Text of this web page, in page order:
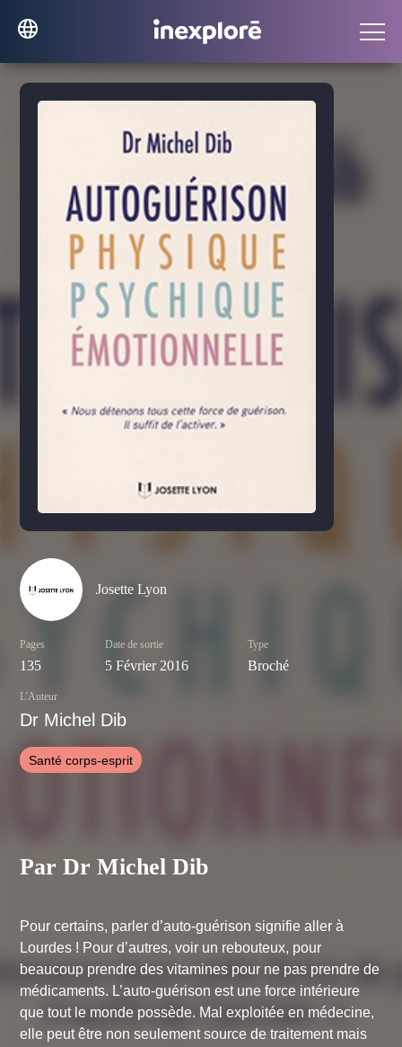
Josette Lyon
Pages
135
Date de sortie
5 Février 2016
Type
Broché
L'Auteur
Dr Michel Dib
Santé corps-esprit
Par Dr Michel Dib
Pour certains, parler d’auto-guérison signifie aller à
Lourdes ! Pour d’autres, voir un rebouteux, pour
beaucoup prendre des vitamines pour ne pas prendre de
médicaments. L’auto-guérison est une force intérieure
que tout le monde possède. Mal exploitée en médecine,
elle peut être non seulement source de traitement mais